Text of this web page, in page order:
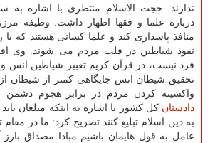
ندارند. حجت الاسلام منتظری با اشاره به
درباره علما و فقها اظهار داشت: وظیفه
منافذ پاسداری كند و علما كسانی هستند كه
نفوذ شیاطین در قلب مردم می شوند. وی
فرد نیست، در قرآن كریم تعبیر شیاطین انس
تحقیق شیطان انس جایگاهی كمتر از شیطان
واكسینه كردن مردم در برابر هجوم
دادستان كل كشور با اشاره به اینكه مبلغان
به دین اسلام تبلیغ كنند تصریح كرد: ما در مقام
عامل به قول هایمان باشیم مبادا مصداق بارز